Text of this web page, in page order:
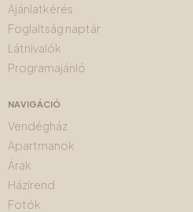
Ajánlatkérés
Foglaltság naptár
Látnivalók
Programajánló
NAVIGÁCIÓ
Vendégház
Apartmanok
Árak
Házirend
Fotók